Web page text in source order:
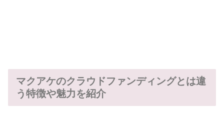
マクアケのクラウドファンディングとは違
う特徴や魅力を紹介